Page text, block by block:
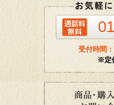
受付時間
※定